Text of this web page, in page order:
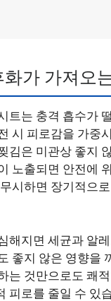
가 가져오
트는 충격 흡수가
시 피로감을 가중
김은 미관상 좋지
노출되면 안전에
시하면 장기적으
해지면 세균과 알
좋지 않은 영향을
는 것만으로도 쾌
피로를 줄일 수 있